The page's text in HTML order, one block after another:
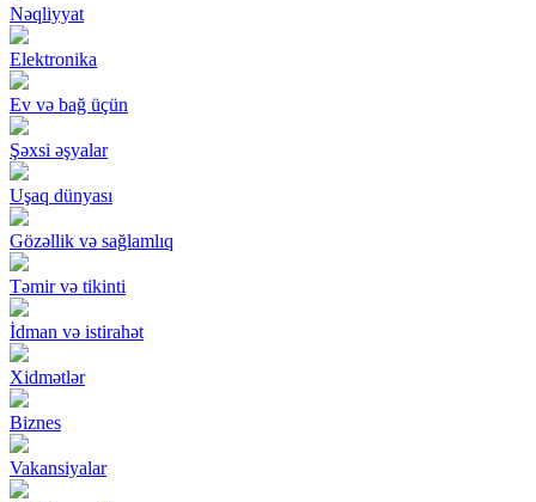
Nəqliyyat
Elektronika
Ev və bağ üçün
Şəxsi əşyalar
Uşaq dünyası
Gözəllik və sağlamlıq
Təmir və tikinti
İdman və istirahət
Xidmətlər
Biznes
Vakansiyalar